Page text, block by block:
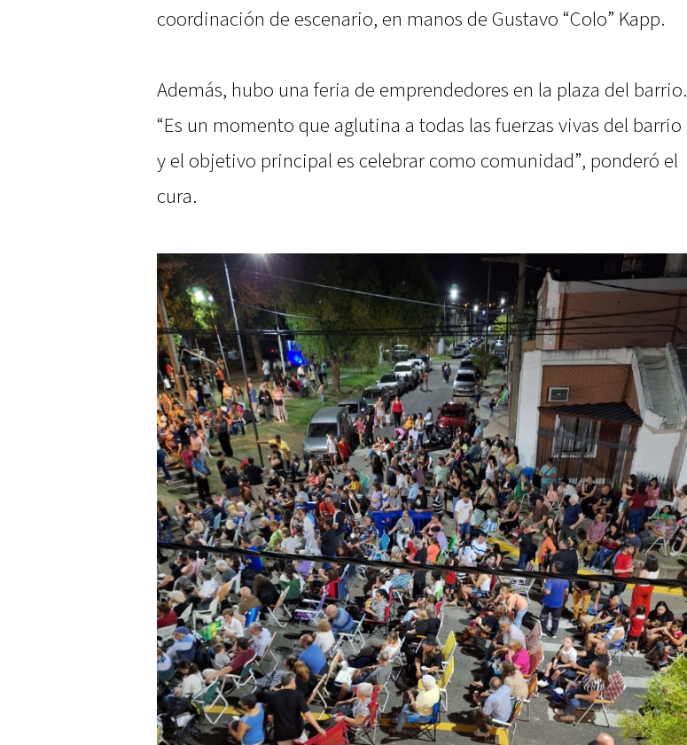
coordinación de escenario, en manos de Gustavo “Colo” Kapp.
Además, hubo una feria de emprendedores en la plaza del barrio.
“Es un momento que aglutina a todas las fuerzas vivas del barrio
y el objetivo principal es celebrar como comunidad”, ponderó el
cura.